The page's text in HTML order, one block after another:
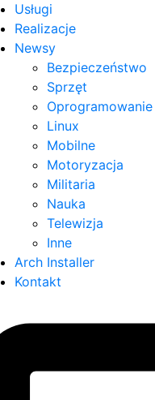
Usługi
Realizacje
Newsy
Bezpieczeństwo
Sprzęt
Oprogramowanie
Linux
Mobilne
Motoryzacja
Militaria
Nauka
Telewizja
Inne
Arch Installer
Kontakt